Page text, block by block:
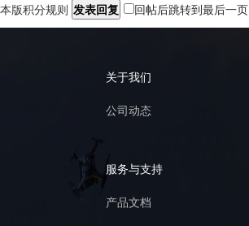
本版积分规则 发表回复 回帖后跳转到最后一页
关于我们
公司动态
服务与支持
产品文档